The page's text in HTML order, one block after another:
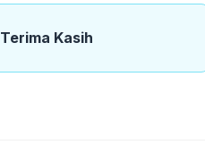
Terima Kasih